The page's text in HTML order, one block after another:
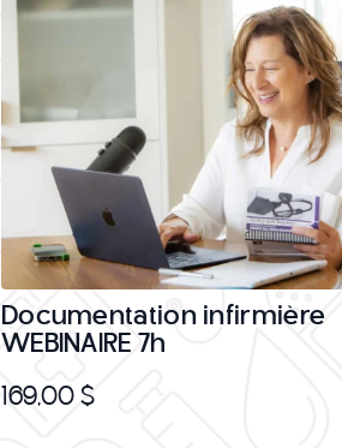
Documentation infirmière
WEBINAIRE 7h
169,00 $